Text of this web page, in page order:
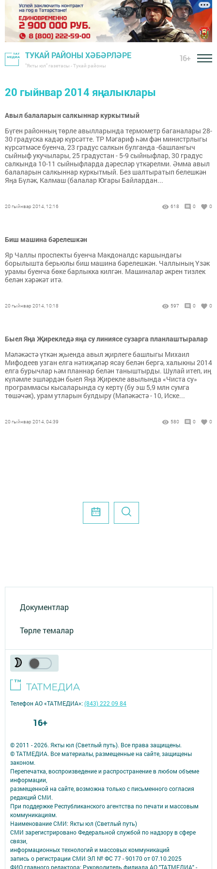
ТУКАЙ РАЙОНЫ ХӘБӘРЛӘРЕ
"Якты юл" газетасы - Тукай районы
16+
20 гыйнвар 2014 яңалыклары
Авыл балаларын салкыннар куркытмый
Бүген районның төрле авылларында термометр баганалары 28-
30 градуска кадәр күрсәтте. ТР Мәгариф һәм фән министрлыгы
күрсәтмәсе буенча, 23 градус салкын булганда -башлангыч
сыйныф укучылары, 25 градустан - 5-9 сыйныфлар, 30 градус
салкында 10-11 сыйныфларда дәресләр үткәрелми. Әмма авыл
балаларын салкыннар куркытмый. Без шалтыратып белешкән
Яңа Бүләк, Калмаш (балалар Югары Байлардан...
20 гыйнвар 2014, 12:16 618 0 0
Биш машина бәрелешкән
Яр Чаллы проспекты буенча Макдоналдс каршындагы
борылышта берьюлы биш машина бәрелешкән. Чаллының Үзәк
урамы буенча бөке барлыкка килгән. Машиналар әкрен тизлек
белән хәрәкәт итә.
20 гыйнвар 2014, 10:18 597 0 0
Быел Яңа Җирекледә яңа су линиясе сузарга планлаштыралар
Мәләкәстә үткән җыенда авыл җирлеге башлыгы Михаил
Мифодеев узган елга нәтиҗәләр ясау белән бергә, халыкны 2014
елга бурычлар һәм планнар белән таныштырды. Шулай итеп, иң
күләмле эшләрдән быел Яңа Җирекле авылында «Чиста су»
программасы кысаларында су кертү (бу эш 5,9 млн сумга
төшәчәк), урам утларын булдыру (Мәләкәстә - 10, Иске...
20 гыйнвар 2014, 04:39 580 0 0
Документлар
Төрле темалар
© 2011 - 2026. Якты юл (Светлый путь). Все права защищены.
© ТАТМЕДИА. Все материалы, размещенные на сайте, защищены
законом.
Перепечатка, воспроизведение и распространение в любом объеме
информации,
размещенной на сайте, возможна только с письменного согласия
редакций СМИ.
При поддержке Республиканского агентства по печати и массовым
коммуникациям.
Наименование СМИ: Якты юл (Светлый путь)
СМИ зарегистрировано Федеральной службой по надзору в сфере
связи,
информационных технологий и массовых коммуникаций
запись о регистрации СМИ ЭЛ № ФС 77 - 90170 от 07.10.2025
ФИО главного редактора: Руководитель филиала АО "ТАТМЕДИА" -
Телефон АО «ТАТМЕДИА»:(843) 222 09 84
16+